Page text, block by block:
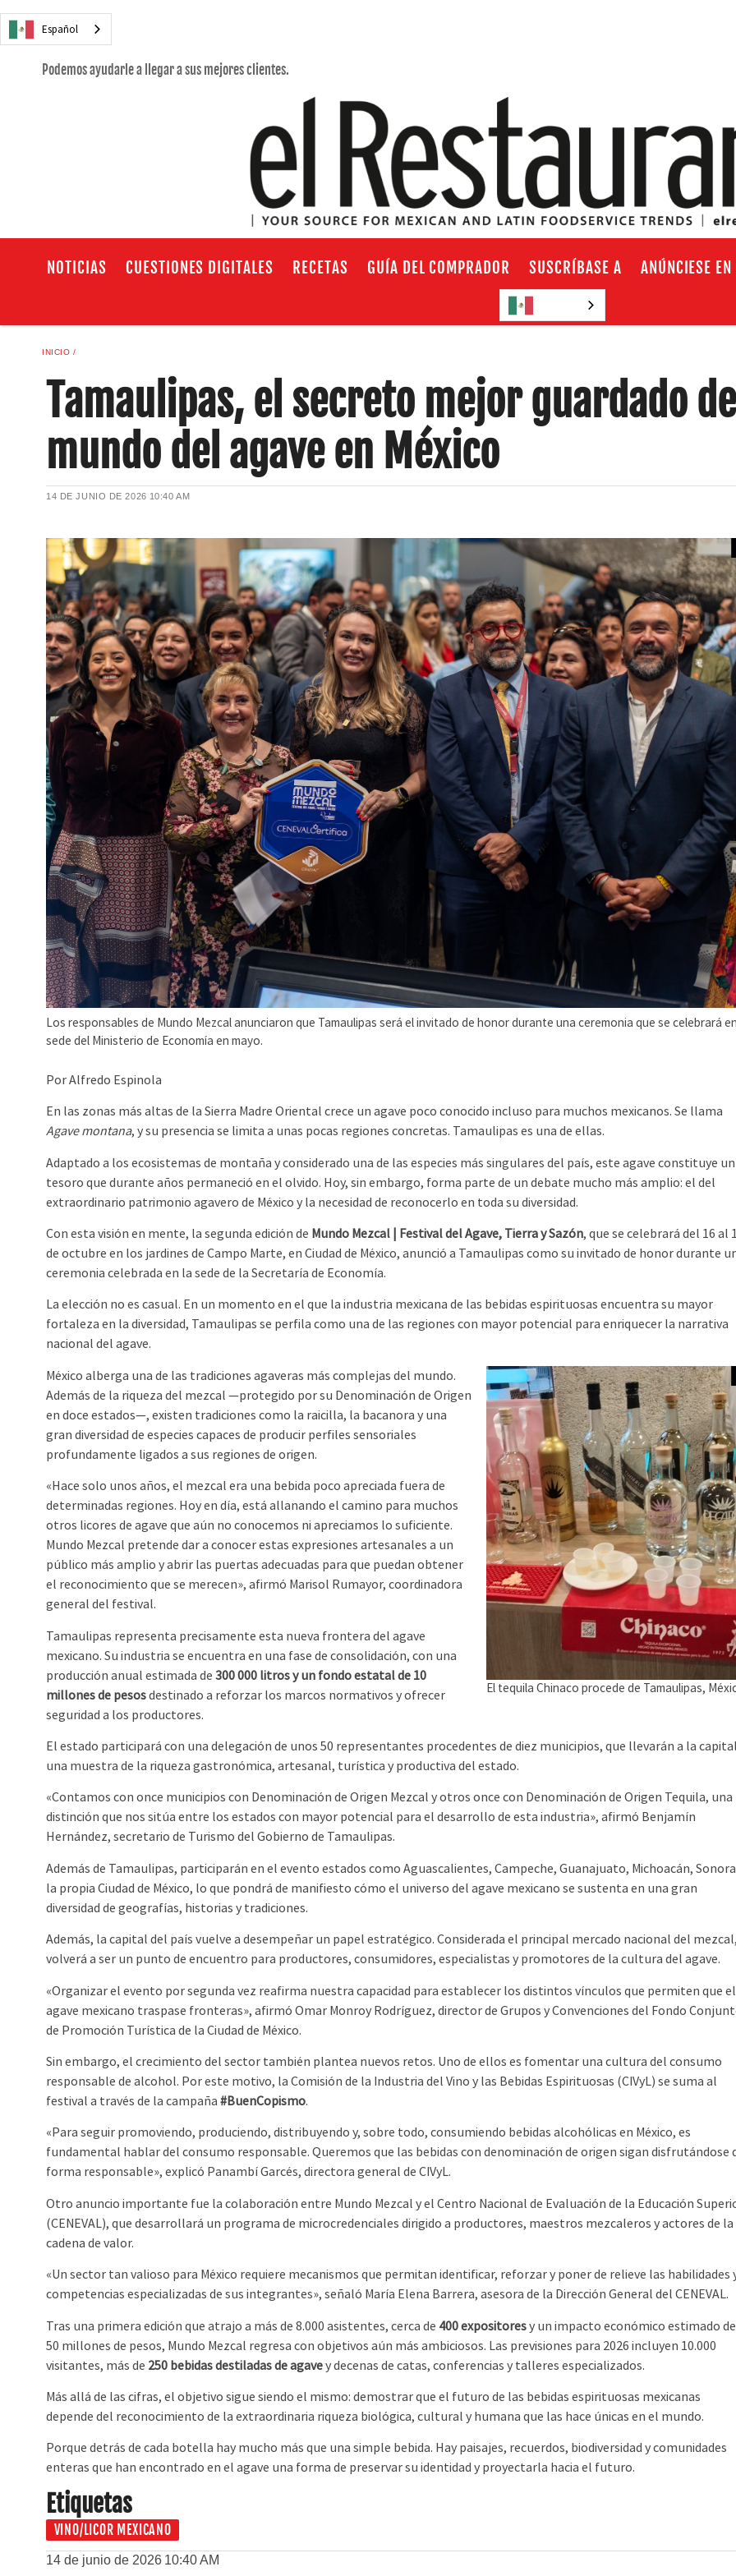
Español
Podemos ayudarle a llegar a sus mejores clientes.
NOTICIAS CUESTIONES DIGITALES RECETAS GUÍA DEL COMPRADOR SUSCRÍBASE A ANÚNCIESE EN
INICIO
Tamaulipas, el secreto mejor guardado
mundo del agave en México
14 DE JUNIO DE 2026 10:40 AM
Los responsables de Mundo Mezcal anunciaron que Tamaulipas será el invitado de honor durante una ceremonia que se celebrará
sede del Ministerio de Economía en mayo.
Por Alfredo Espinola
En las zonas más altas de la Sierra Madre Oriental crece un agave poco conocido incluso para muchos mexicanos. Se llama
Agave montana, y su presencia se limita a unas pocas regiones concretas. Tamaulipas es una de ellas.
Adaptado a los ecosistemas de montaña y considerado una de las especies más singulares del país, este agave constituye un
tesoro que durante años permaneció en el olvido. Hoy, sin embargo, forma parte de un debate mucho más amplio: el del
extraordinario patrimonio agavero de México y la necesidad de reconocerlo en toda su diversidad.
Con esta visión en mente, la segunda edición de Mundo Mezcal | Festival del Agave, Tierra y Sazón, que se celebrará del 16 al
de octubre en los jardines de Campo Marte, en Ciudad de México, anunció a Tamaulipas como su invitado de honor durante
ceremonia celebrada en la sede de la Secretaría de Economía.
La elección no es casual. En un momento en el que la industria mexicana de las bebidas espirituosas encuentra su mayor
fortaleza en la diversidad, Tamaulipas se perfila como una de las regiones con mayor potencial para enriquecer la narrativa
nacional del agave.
El tequila Chinaco procede de Tamaulipas,
México alberga una de las tradiciones agaveras más complejas del mundo.
Además de la riqueza del mezcal —protegido por su Denominación de Origen
en doce estados—, existen tradiciones como la raicilla, la bacanora y una
gran diversidad de especies capaces de producir perfiles sensoriales
profundamente ligados a sus regiones de origen.
«Hace solo unos años, el mezcal era una bebida poco apreciada fuera de
determinadas regiones. Hoy en día, está allanando el camino para muchos
otros licores de agave que aún no conocemos ni apreciamos lo suficiente.
Mundo Mezcal pretende dar a conocer estas expresiones artesanales a un
público más amplio y abrir las puertas adecuadas para que puedan obtener
el reconocimiento que se merecen», afirmó Marisol Rumayor, coordinadora
general del festival.
Tamaulipas representa precisamente esta nueva frontera del agave
mexicano. Su industria se encuentra en una fase de consolidación, con una
producción anual estimada de300 000 litros y un fondo estatal de 10
millones de pesosdestinado a reforzar los marcos normativos y ofrecer
seguridad a los productores.
El estado participará con una delegación de unos 50 representantes procedentes de diez municipios, que llevarán a la
una muestra de la riqueza gastronómica, artesanal, turística y productiva del estado.
«Contamos con once municipios con Denominación de Origen Mezcal y otros once con Denominación de Origen Tequila, una
distinción que nos sitúa entre los estados con mayor potencial para el desarrollo de esta industria», afirmó Benjamín
Hernández, secretario de Turismo del Gobierno de Tamaulipas.
Además de Tamaulipas, participarán en el evento estados como Aguascalientes, Campeche, Guanajuato, Michoacán,
la propia Ciudad de México, lo que pondrá de manifiesto cómo el universo del agave mexicano se sustenta en una gran
diversidad de geografías, historias y tradiciones.
Además, la capital del país vuelve a desempeñar un papel estratégico. Considerada el principal mercado nacional del
volverá a ser un punto de encuentro para productores, consumidores, especialistas y promotores de la cultura del agave.
«Organizar el evento por segunda vez reafirma nuestra capacidad para establecer los distintos vínculos que permiten que el
agave mexicano traspase fronteras», afirmó Omar Monroy Rodríguez, director de Grupos y Convenciones del Fondo
de Promoción Turística de la Ciudad de México.
Sin embargo, el crecimiento del sector también plantea nuevos retos. Uno de ellos es fomentar una cultura del consumo
responsable de alcohol. Por este motivo, la Comisión de la Industria del Vino y las Bebidas Espirituosas (CIVyL) se suma al
festival a través de la campaña#BuenCopismo.
«Para seguir promoviendo, produciendo, distribuyendo y, sobre todo, consumiendo bebidas alcohólicas en México, es
fundamental hablar del consumo responsable. Queremos que las bebidas con denominación de origen sigan disfrutándose
forma responsable», explicó Panambí Garcés, directora general de CIVyL.
Otro anuncio importante fue la colaboración entre Mundo Mezcal y el Centro Nacional de Evaluación de la Educación
(CENEVAL), que desarrollará un programa de microcredenciales dirigido a productores, maestros mezcaleros y actores de la
cadena de valor.
«Un sector tan valioso para México requiere mecanismos que permitan identificar, reforzar y poner de relieve las habilidades
competencias especializadas de sus integrantes», señaló María Elena Barrera, asesora de la Dirección General del CENEVAL.
Tras una primera edición que atrajo a más de 8.000 asistentes, cerca de 400 expositoresy un impacto económico estimado de
50 millones de pesos, Mundo Mezcal regresa con objetivos aún más ambiciosos. Las previsiones para 2026 incluyen 10.000
visitantes, más de 250 bebidas destiladas de agavey decenas de catas, conferencias y talleres especializados.
Más allá de las cifras, el objetivo sigue siendo el mismo: demostrar que el futuro de las bebidas espirituosas mexicanas
depende del reconocimiento de la extraordinaria riqueza biológica, cultural y humana que las hace únicas en el mundo.
Porque detrás de cada botella hay mucho más que una simple bebida. Hay paisajes, recuerdos, biodiversidad y comunidades
enteras que han encontrado en el agave una forma de preservar su identidad y proyectarla hacia el futuro.
Etiquetas
VINO/LICOR MEXICANO
14 de junio de 2026 10:40 AM